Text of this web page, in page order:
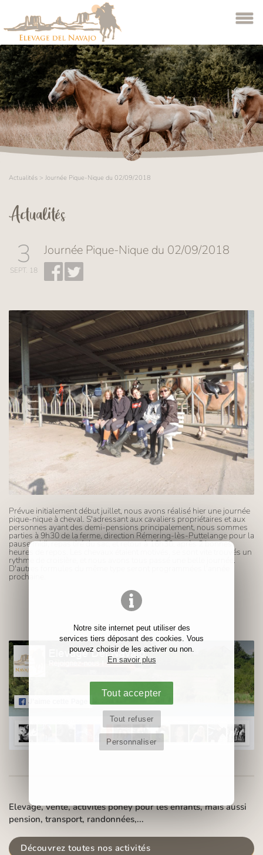
Notre site internet peut utiliser des
services tiers déposant des cookies. Vous
pouvez choisir de les activer ou non.
En savoir plus
Tout accepter
Tout refuser
Personnaliser
Actualités > Journée Pique-Nique du 02/09/2018
Actualités
3
SEPT. 18
Journée Pique-Nique du 02/09/2018
Prévue initialement début juillet, nous avons réalisé hier une journée
pique-nique à cheval. S'adressant aux cavaliers propriétaires et aux
personnes ayant des demi-pensions principalement, nous sommes
parties à 9h30 de la ferme, direction Rémering-lès-Puttelange pour la
pause midi, repas tiré du sac, et retour à 16h30, après 2 bonnes
heures de repos. Les chevaux étaient motivés, se sont vite trouvés un
rythme de croisière, et nous avons tous passé une belle journée.
D'autres formules du même type seront programmées l'année
prochaine.
Elevage, vente, activités poney pour les enfants, mais aussi
pension, transport, randonnées,...
Découvrez toutes nos activités